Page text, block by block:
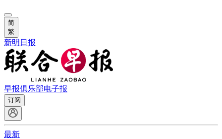
简
繁
新明日报
早报俱乐部电子报
订阅
最新